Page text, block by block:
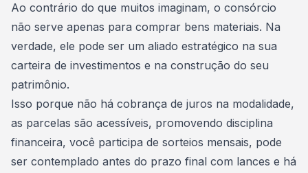
Ao contrário do que muitos imaginam, o consórcio
não serve apenas para comprar bens materiais. Na
verdade, ele pode ser um aliado estratégico na sua
carteira de investimentos e na construção do seu
patrimônio.
Isso porque não há cobrança de juros na modalidade,
as parcelas são acessíveis, promovendo disciplina
financeira, você participa de sorteios mensais, pode
ser contemplado antes do prazo final com lances e há